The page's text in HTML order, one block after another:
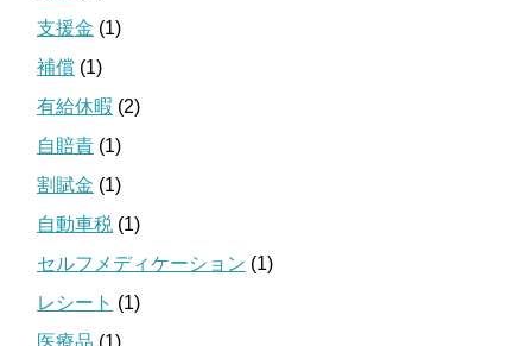
支援金 (1)
補償 (1)
有給休暇 (2)
自賠責 (1)
割賦金 (1)
自動車税 (1)
セルフメディケーション (1)
レシート (1)
医療品 (1)